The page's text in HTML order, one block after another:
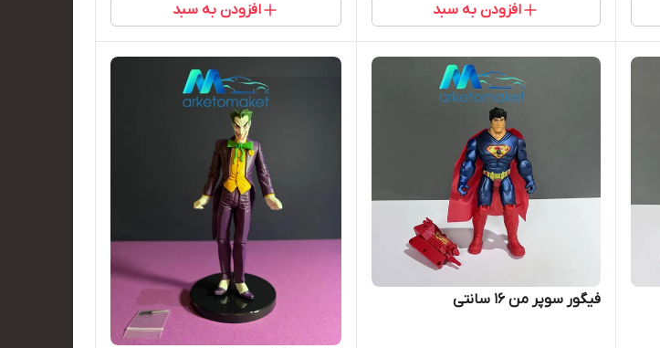
افزودن به سبد افزودن به سبد
فیگور سوپر من ۱۶ سانتی